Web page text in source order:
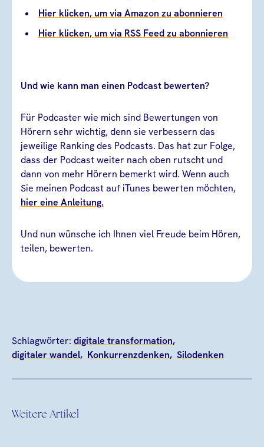
Hier klicken, um via Amazon zu abonnieren
Hier klicken, um via RSS Feed zu abonnieren
Und wie kann man einen Podcast bewerten?
Für Podcaster wie mich sind Bewertungen von
Hörern sehr wichtig, denn sie verbessern das
jeweilige Ranking des Podcasts. Das hat zur Folge,
dass der Podcast weiter nach oben rutscht und
dann von mehr Hörern bemerkt wird. Wenn auch
Sie meinen Podcast auf iTunes bewerten möchten,
hier eine Anleitung.
Und nun wünsche ich Ihnen viel Freude beim Hören,
teilen, bewerten.
Schlagwörter: digitale transformation
digitaler wandel
Konkurrenzdenken Silodenken
Weitere Artikel